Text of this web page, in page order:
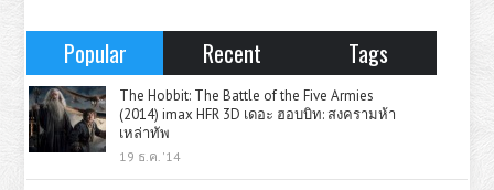
Popular Recent Tags
The Hobbit: The Battle of the Five Armies
(2014) imax HFR 3D เดอะ ฮอบบิท: สงครามห้า
เหล่าทัพ
19 ธ.ค. '14